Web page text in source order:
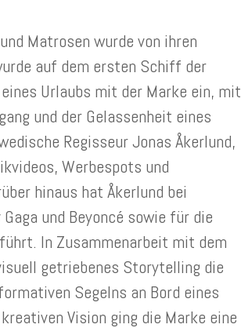
Matrosen wurde von ihren
auf dem ersten Schiff der
Urlaubs mit der Marke ein, mit
und der Gelassenheit eines
Regisseur Jonas Åkerlund,
Werbespots und
hinaus hat Åkerlund bei
und Beyoncé sowie für die
In Zusammenarbeit mit dem
getriebenes Storytelling die
Segelns an Bord eines
Vision ging die Marke eine